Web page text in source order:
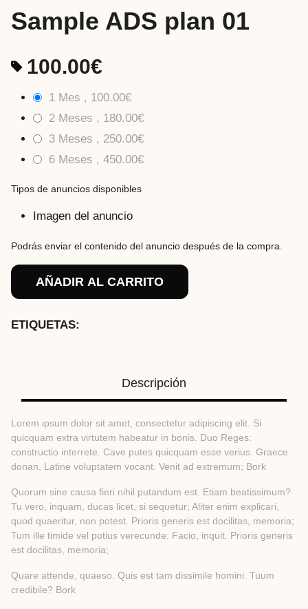
Sample ADS plan 01
100.00€
1 Mes , 100.00€
2 Meses , 180.00€
3 Meses , 250.00€
6 Meses , 450.00€
Tipos de anuncios disponibles
Imagen del anuncio
Podrás enviar el contenido del anuncio después de la compra.
AÑADIR AL CARRITO
ETIQUETAS:
Descripción
Lorem ipsum dolor sit amet, consectetur adipiscing elit. Si
quicquam extra virtutem habeatur in bonis. Duo Reges:
constructio interrete. Cave putes quicquam esse verius. Graece
donan, Latine voluptatem vocant. Venit ad extremum; Bork
Quorum sine causa fieri nihil putandum est. Etiam beatissimum?
Tu vero, inquam, ducas licet, si sequetur; Aliter enim explicari,
quod quaeritur, non potest. Prioris generis est docilitas, memoria;
Tum ille timide vel potius verecunde: Facio, inquit. Prioris generis
est docilitas, memoria;
Quare attende, quaeso. Quis est tam dissimile homini. Tuum
credibile? Bork